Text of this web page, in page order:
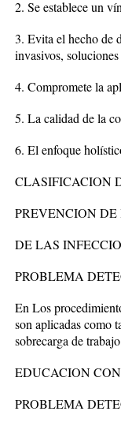
2. Se establece un
3. Evita el hecho de
invasivos,
4. Compromete la
5. La calidad de la
6. El enfoque
CLASIFICACION
PREVENCION DE
DE LAS
PROBLEMA
En Los
son aplicadas como
sobrecarga de
EDUCACION
PROBLEMA